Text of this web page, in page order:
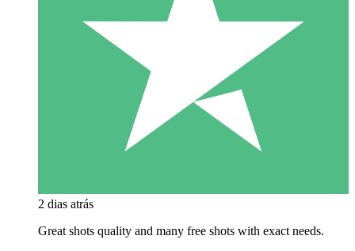
2 dias atrás
Great shots quality and many free shots with exact needs.